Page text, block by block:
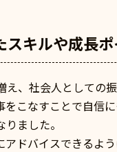
キルや成長ポ
、社会人としての
こなすことで自信
ました。
ドバイスできるよ